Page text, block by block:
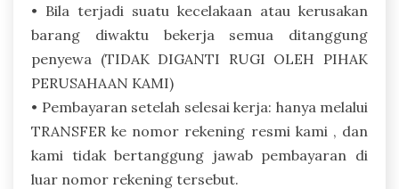
• Bila terjadi suatu kecelakaan atau kerusakan
barang diwaktu bekerja semua ditanggung
penyewa (TIDAK DIGANTI RUGI OLEH PIHAK
PERUSAHAAN KAMI)
• Pembayaran setelah selesai kerja: hanya melalui
TRANSFER ke nomor rekening resmi kami , dan
kami tidak bertanggung jawab pembayaran di
luar nomor rekening tersebut.